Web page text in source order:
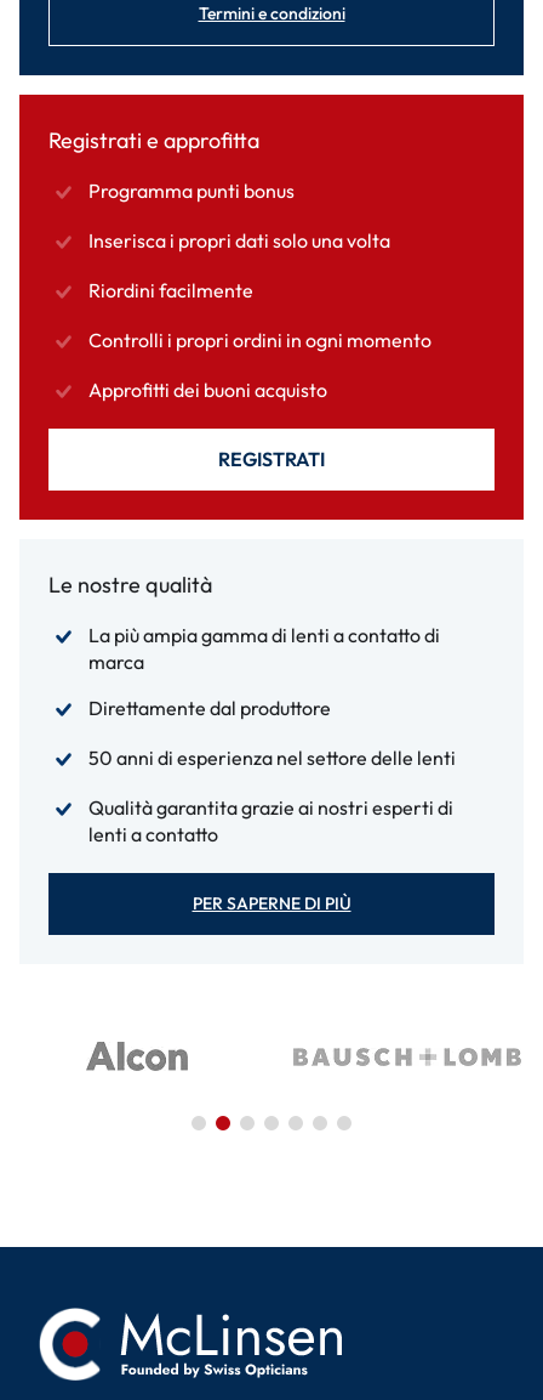
Termini e condizioni
Registrati e approfitta
Programma punti bonus
Inserisca i propri dati solo una volta
Riordini facilmente
Controlli i propri ordini in ogni momento
Approfitti dei buoni acquisto
REGISTRATI
Le nostre qualità
La più ampia gamma di lenti a contatto di
marca
Direttamente dal produttore
50 anni di esperienza nel settore delle lenti
Qualità garantita grazie ai nostri esperti di
lenti a contatto
PER SAPERNE DI PIÙ